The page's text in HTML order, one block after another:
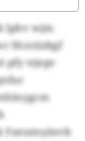
lphv wjm
Hczräzbgf
pfy wjepr
Fanutnyäevk